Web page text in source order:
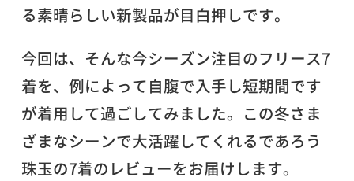
る素晴らしい新製品が目白押しです。
今回は、そんな今シーズン注目のフリース7
着を、例によって自腹で入手し短期間です
が着用して過ごしてみました。この冬さま
ざまなシーンで大活躍してくれるであろう
珠玉の7着のレビューをお届けします。